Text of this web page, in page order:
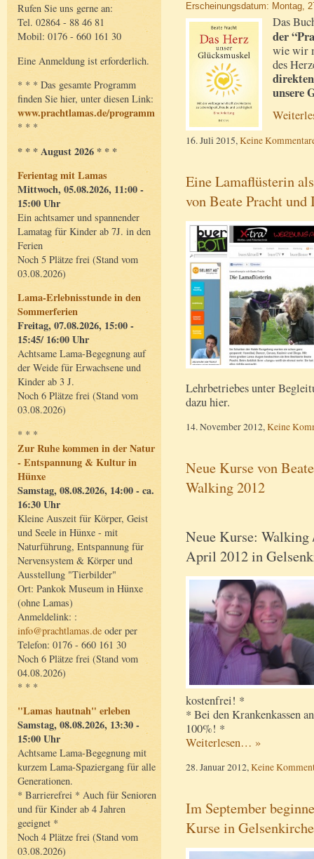
Rufen Sie uns gerne an:
Tel. 02864 - 88 46 81
Mobil: 0176 - 660 161 30
Eine Anmeldung ist erforderlich.
* * * Das gesamte Programm
finden Sie hier, unter diesen Link:
www.prachtlamas.de/programm
* * *
* * * August 2026 * * *
Ferientag mit Lamas
Mittwoch, 05.08.2026, 11:00 -
15:00 Uhr
Ein achtsamer und spannender
Lamatag für Kinder ab 7J. in den
Ferien
Noch 5 Plätze frei (Stand vom
03.08.2026)
Lama-Erlebnisstunde in den
Sommerferien
Freitag, 07.08.2026, 15:00 -
15:45/ 16:00 Uhr
Achtsame Lama-Begegnung auf
der Weide für Erwachsene und
Kinder ab 3 J.
Noch 6 Plätze frei (Stand vom
03.08.2026)
* * *
Zur Ruhe kommen in der Natur
- Entspannung & Kultur in
Hünxe
Samstag, 08.08.2026, 14:00 - ca.
16:30 Uhr
Kleine Auszeit für Körper, Geist
und Seele in Hünxe - mit
Naturführung, Entspannung für
Nervensystem & Körper und
Ausstellung "Tierbilder"
Ort: Pankok Museum in Hünxe
(ohne Lamas)
Anmeldelink: :
info@prachtlamas.de oder per
Telefon: 0176 - 660 161 30
Noch 6 Plätze frei (Stand vom
04.08.2026)
* * *
"Lamas hautnah" erleben
Samstag, 08.08.2026, 13:30 -
15:00 Uhr
Achtsame Lama-Begegnung mit
kurzem Lama-Spaziergang für alle
Generationen.
* Barrierefrei * Auch für Senioren
und für Kinder ab 4 Jahren
geeignet *
Noch 4 Plätze frei (Stand vom
03.08.2026)
Erscheinungsdatum: Montag,
Das
der
wie wir
des
unsere
16. Juli 2015,Keine
Eine Lamaflüsterin
von Beate Pracht und
Lehrbetriebes unter
dazu hier.
14. November 2012,Keine
Neue Kurse von
Walking 2012
Neue Kurse:
April 2012 in
kostenfrei! *
* Bei den Krankenkassen
100%! *
Weiterlesen… »
28. Januar 2012,Keine
Im September
Kurse in